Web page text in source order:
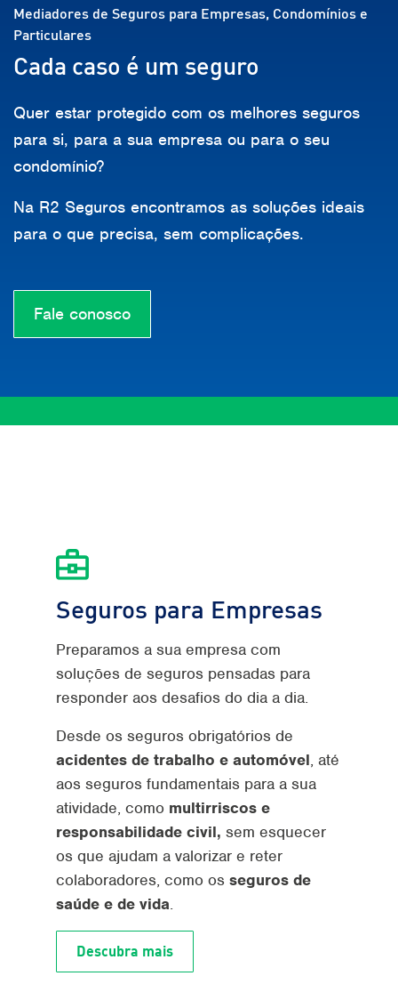
Mediadores de Seguros para Empresas, Condomínios e
Particulares
Cada caso é um seguro
Quer estar protegido com os melhores seguros
para si, para a sua empresa ou para o seu
condomínio?
Na R2 Seguros encontramos as soluções ideais
para o que precisa, sem complicações.
Fale conosco
Seguros para Empresas
Preparamos a sua empresa com
soluções de seguros pensadas para
responder aos desafios do dia a dia.
Desde os seguros obrigatórios de
acidentes de trabalho e automóvel, até
aos seguros fundamentais para a sua
atividade, como multirriscos e
responsabilidade civil, sem esquecer
os que ajudam a valorizar e reter
colaboradores, como os seguros de
saúde e de vida.
Descubra mais